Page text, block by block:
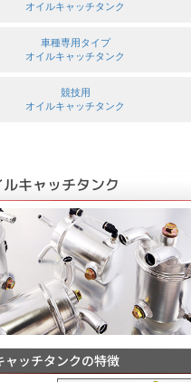
オイルキャッチタンク
車種専用タイプ
オイルキャッチタンク
競技用
オイルキャッチタンク
キャッチタンク
ャッチタンクの特徴